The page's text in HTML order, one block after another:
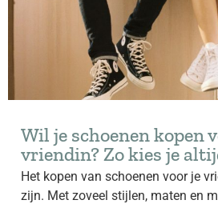
Wil je schoenen kopen
vriendin? Zo kies je
Het kopen van schoenen voor je
zijn. Met zoveel stijlen, maten en